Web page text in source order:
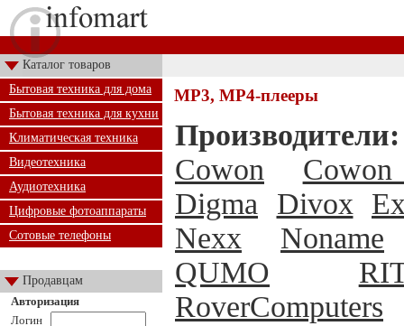
Каталог товаров
Бытовая техника для дома
Бытовая техника для кухни
Климатическая техника
Видеотехника
Аудиотехника
Цифровые фотоаппараты
Сотовые телефоны
Продавцам
Авторизация
Логин
MP3, MP4-плееры
Производители:
Cowon
Digma
Divox
Nexx
Noname
QUMO
RoverComputers